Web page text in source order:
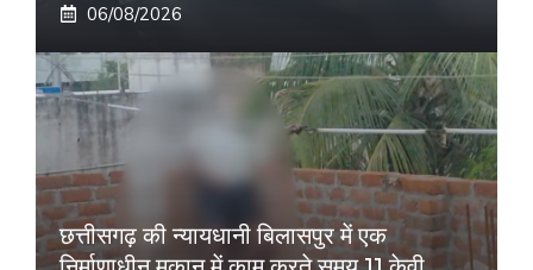
06/08/2026
छत्तीसगढ़ की न्यायधानी बिलासपुर में एक